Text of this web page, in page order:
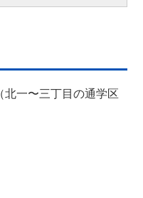
北一〜三丁目の通学区